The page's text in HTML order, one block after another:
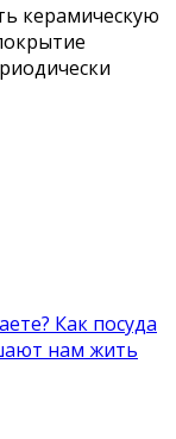
керамическую
Как посуда
нам жить